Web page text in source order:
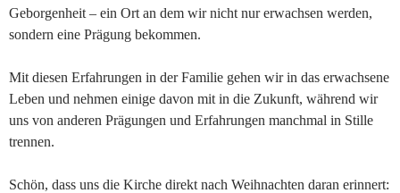
Geborgenheit – ein Ort an dem wir nicht nur erwachsen werden,
sondern eine Prägung bekommen.
Mit diesen Erfahrungen in der Familie gehen wir in das erwachsene
Leben und nehmen einige davon mit in die Zukunft, während wir
uns von anderen Prägungen und Erfahrungen manchmal in Stille
trennen.
Schön, dass uns die Kirche direkt nach Weihnachten daran erinnert: